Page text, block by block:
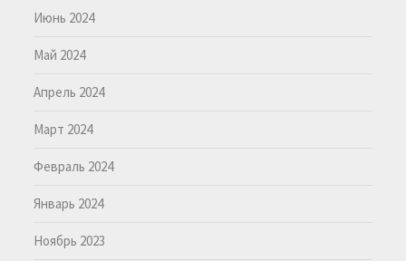
Июнь 2024
Май 2024
Апрель 2024
Март 2024
Февраль 2024
Январь 2024
Ноябрь 2023